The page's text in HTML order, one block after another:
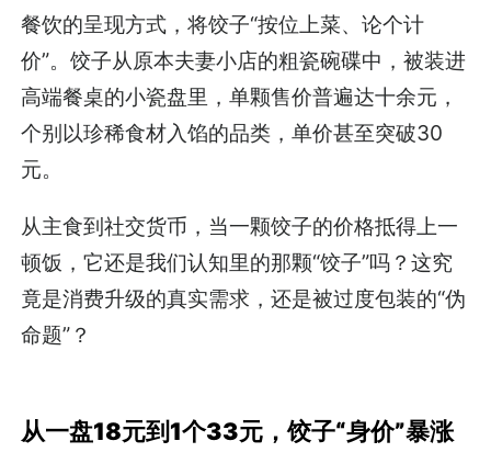
餐饮的呈现方式，将饺子“按位上菜、论个计
价”。饺子从原本夫妻小店的粗瓷碗碟中，被装进
高端餐桌的小瓷盘里，单颗售价普遍达十余元，
个别以珍稀食材入馅的品类，单价甚至突破30
元。
从主食到社交货币，当一颗饺子的价格抵得上一
顿饭，它还是我们认知里的那颗“饺子”吗？这究
竟是消费升级的真实需求，还是被过度包装的“伪
命题”？
从一盘18元到1个33元，饺子“身价”暴涨